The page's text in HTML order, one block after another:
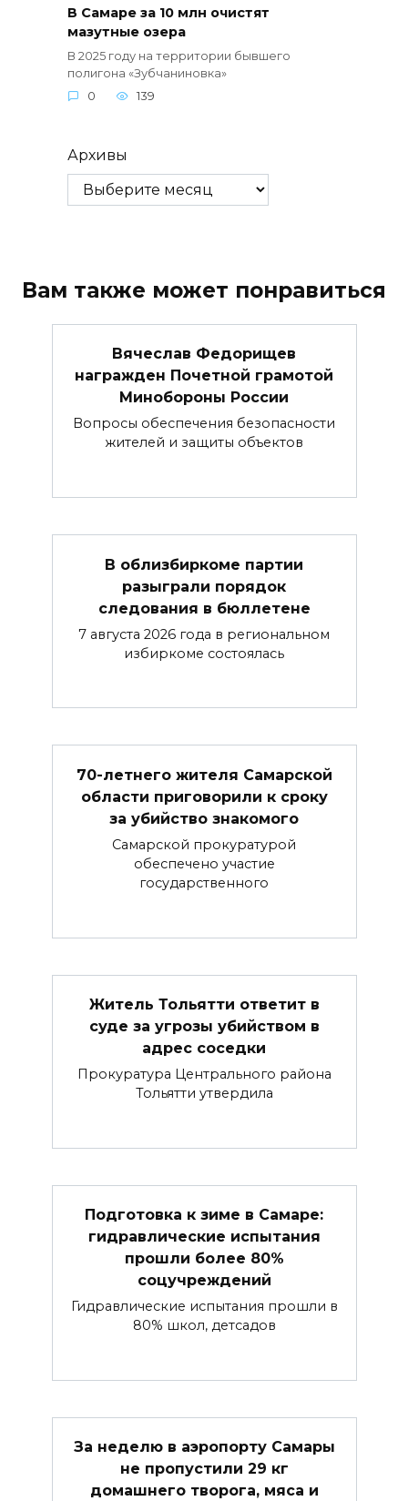
В Самаре за 10 млн очистят
мазутные озера
В 2025 году на территории бывшего
полигона «Зубчаниновка»
0
139
Архивы
Вам также может понравиться
Вячеслав Федорищев
награжден Почетной грамотой
Минобороны России
Вопросы обеспечения безопасности
жителей и защиты объектов
В облизбиркоме партии
разыграли порядок
следования в бюллетене
7 августа 2026 года в региональном
избиркоме состоялась
70-летнего жителя Самарской
области приговорили к сроку
за убийство знакомого
Самарской прокуратурой
обеспечено участие
государственного
Житель Тольятти ответит в
суде за угрозы убийством в
адрес соседки
Прокуратура Центрального района
Тольятти утвердила
Подготовка к зиме в Самаре:
гидравлические испытания
прошли более 80%
соцучреждений
Гидравлические испытания прошли в
80% школ, детсадов
За неделю в аэропорту Самары
не пропустили 29 кг
домашнего творога, мяса и